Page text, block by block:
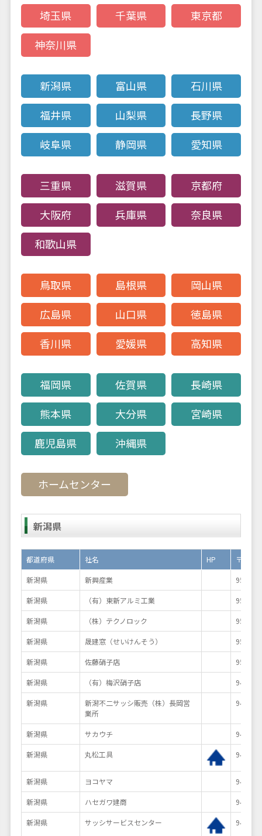
生産に関するご質問
全国取扱店舗
Language
Company profile
莱陽家研建築製品 有限公司
（CHINA）
HOUSEED CAMBODIA
CO.,LTD（CAMBODIA）
NEXEED VIETNAM
CO.,LTD（VIETNAM）
お問い合わせ
採用情報
埼玉県
千葉県
東京都
神奈川県
新潟県 富山県
石川県
福井県
山梨県
長野県
岐阜県
静岡県 愛知県
三重県 滋賀県
京都府
大阪府
兵庫県
奈良県
和歌山県
鳥取県 島根県
岡山県
広島県
山口県
徳島県
香川県
愛媛県 高知県
福岡県 佐賀県
長崎県
熊本県
大分県
宮崎県
鹿児島県
沖縄県
ホームセンター
新潟県
都道府県 社名 HP 〒
新潟県 新興産業 953-
新潟県 （有）東新アルミ工業 950-
新潟県 （株）テクノロック 950-
新潟県 晟建窓（せいけんそう） 950-
新潟県 佐藤硝子店 950-
新潟県 （有）梅沢硝子店 940-
新潟県
新潟不二サッシ販売（株）長岡営
業所
940-
新潟県 サカウチ 940-
新潟県 丸松工具 940-
新潟県 ヨコヤマ 940-
新潟県 ハセガワ建商 940-
新潟県 サッシサービスセンター 940-